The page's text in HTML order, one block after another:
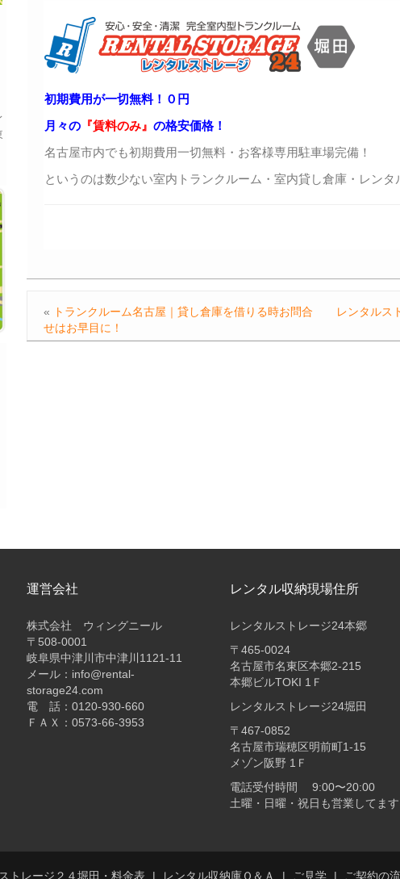
初期費用が一切無料！０円
月々の 『賃料のみ』の格安価格！
名古屋市内でも初期費用一切無料・お客様専用駐車場完備！
というのは数少ない室内トランクルーム・室内貸し倉庫・レンタ
«
トランクルーム名古屋｜貸し倉庫を借りる時お問合
せはお早目に！
レンタルス
運営会社
株式会社 ウィングニール
〒508-0001
岐阜県中津川市中津川1121-11
メール：info@rental-
storage24.com
電 話：0120-930-660
ＦＡＸ：0573-66-3953
レンタル収納現場住所
レンタルストレージ24本郷
〒465-0024
名古屋市名東区本郷2-215
本郷ビルTOKI 1Ｆ
レンタルストレージ24堀田
〒467-0852
名古屋市瑞穂区明前町1-15
メゾン阪野 1Ｆ
電話受付時間 9:00〜20:00
土曜・日曜・祝日も営業してます
トレージ２４堀田・料金表 レンタル収納庫Ｑ＆Ａ ご見学 ご契約の